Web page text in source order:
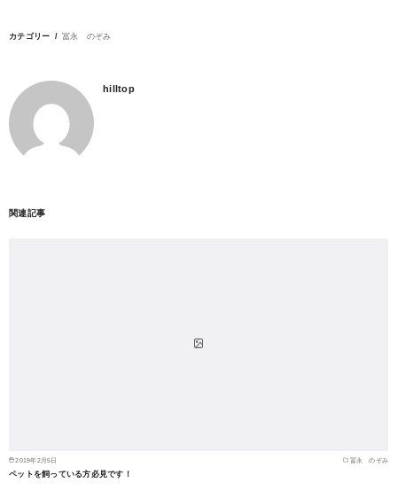
カテゴリー 冨永 のぞみ
hilltop
関連記事
2019年2月5日 冨永 のぞみ
ペットを飼っている方必見です！